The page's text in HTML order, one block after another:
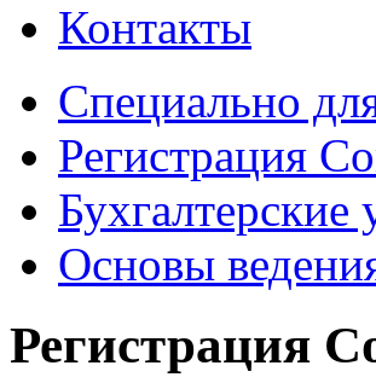
Контакты
Специально
Регистрация
Основы
Регистрация